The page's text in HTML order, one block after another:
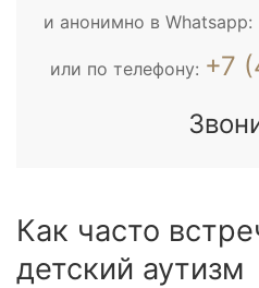
и анонимно в Whatsapp:
или по телефону: +7
Как часто
детский аутизм